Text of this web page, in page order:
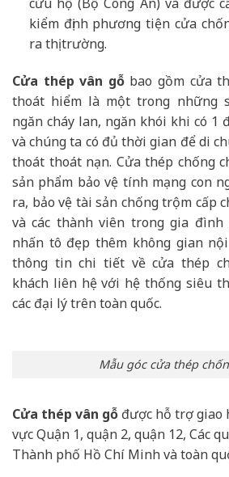
kiểm định phương tiện cửa
ra thị trường.
Cửa thép vân gỗbao gồm cửa
thoát hiểm là một trong những
ngăn cháy lan, ngăn khói khi có 1
và chúng ta có đủ thời gian để di
thoát thoát nạn. Cửa thép chống
sản phẩm bảo vệ tính mạng con
ra, bảo vệ tài sản chống trộm cấp
và các thành viên trong gia
nhấn tô đẹp thêm không gian
thông tin chi tiết về cửa thép
khách liên hệ với hệ thống siêu
các đại lý trên toàn quốc.
Mẫu góc cửa thép
Cửa thép vân gỗ được hỗ trợ giao
vực Quận 1, quận 2, quận 12, Các
Thành phố Hồ Chí Minh và toàn